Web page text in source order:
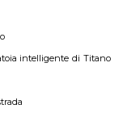
intelligente di Titano